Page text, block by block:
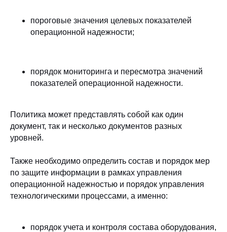
пороговые значения целевых показателей
операционной надежности;
порядок мониторинга и пересмотра значений
показателей операционной надежности.
Политика может представлять собой как один
документ, так и несколько документов разных
уровней.
Также необходимо определить состав и порядок мер
по защите информации в рамках управления
операционной надежностью и порядок управления
технологическими процессами, а именно:
порядок учета и контроля состава оборудования,